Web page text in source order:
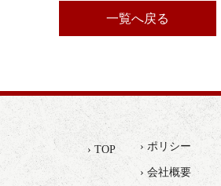
一覧へ戻る
› TOP › ポリシー
› 会社概要